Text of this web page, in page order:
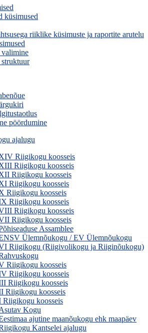
küsimused
riiklike küsimuste ja raportite arutelu
pöördumine
ajalugu
Riigikogu koosseis
Riigikogu koosseis
Riigikogu koosseis
Riigikogu koosseis
Riigikogu koosseis
Riigikogu koosseis
Riigikogu koosseis
Riigikogu koosseis
Assamblee
Ülemnõukogu / EV Ülemnõukogu
Riigikogu (Riigivolikogu ja Riiginõukogu)
Riigikogu koosseis
Riigikogu koosseis
Riigikogu koosseis
Riigikogu koosseis
Riigikogu koosseis
Kogu
ajutine maanõukogu ehk maapäev
Kantselei ajalugu